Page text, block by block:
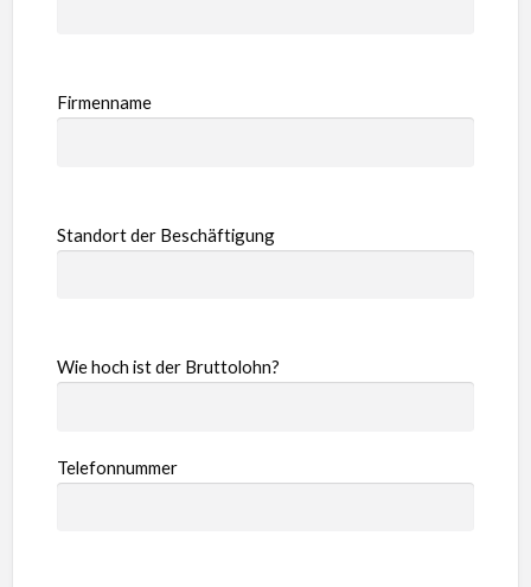
Firmenname
Standort der Beschäftigung
Wie hoch ist der Bruttolohn?
Telefonnummer